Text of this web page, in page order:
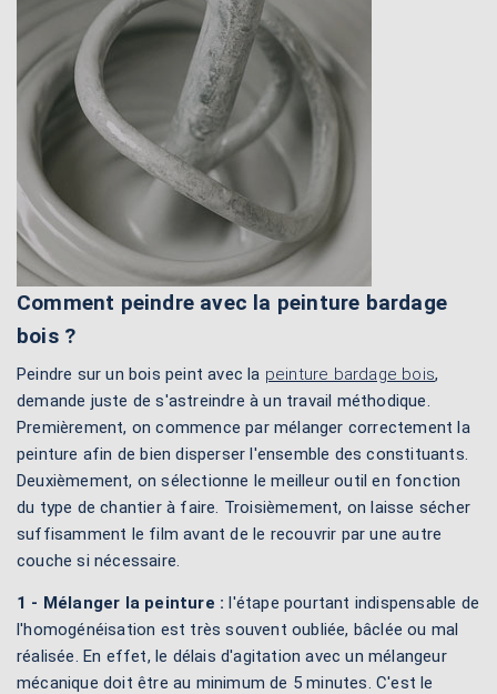
Comment peindre avec la peinture bardage
bois ?
Peindre sur un bois peint avec la peinture bardage bois,
demande juste de s'astreindre à un travail méthodique.
Premièrement, on commence par mélanger correctement la
peinture afin de bien disperser l'ensemble des constituants.
Deuxièmement, on sélectionne le meilleur outil en fonction
du type de chantier à faire. Troisièmement, on laisse sécher
suffisamment le film avant de le recouvrir par une autre
couche si nécessaire.
1 - Mélanger la peinture : l'étape pourtant indispensable de
l'homogénéisation est très souvent oubliée, bâclée ou mal
réalisée. En effet, le délais d'agitation avec un mélangeur
mécanique doit être au minimum de 5 minutes. C'est le